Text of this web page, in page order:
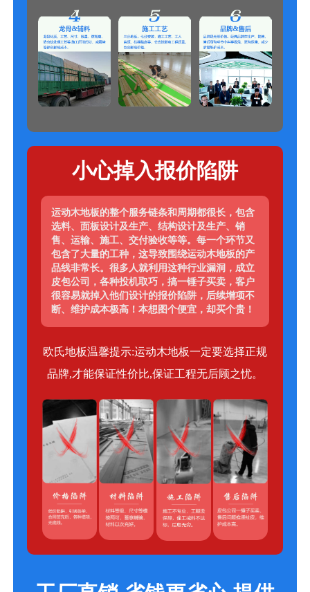
小心掉入报价陷阱
运动木地板的整个服务链条和周期都很长，包含
选料、面板设计及生产、结构设计及生产、销
售、运输、施工、交付验收等等。每一个环节又
包含了大量的工种，这导致围绕运动木地板的产
品线非常长。很多人就利用这种行业漏洞，成立
皮包公司，各种投机取巧，搞一锤子买卖，客户
很容易就掉入他们设计的报价陷阱，后续增项不
断、维护成本极高！本想图个便宜，却买个贵！
欧氏地板温馨提示:运动木地板一定要选择正规
品牌,才能保证性价比,保证工程无后顾之忧。